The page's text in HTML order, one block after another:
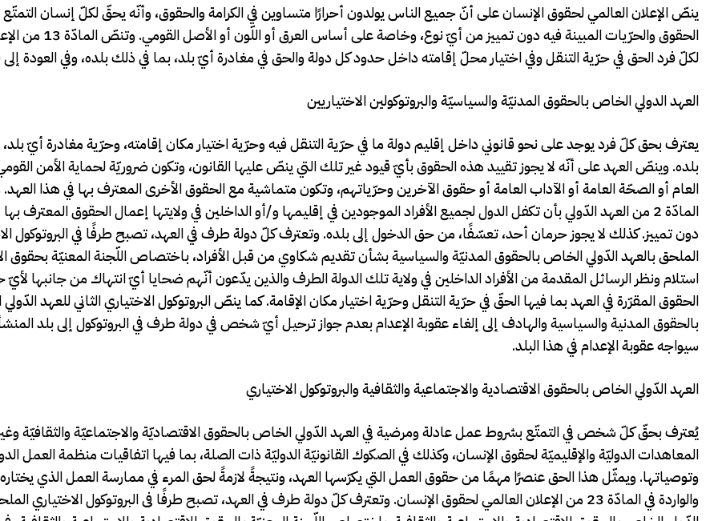
ينصّ الإعلان العالمي لحقوق الإنسان على أنّ جميع الناس يولدون أحرارًا متساوين في الكرامة والحقوق، وأنّه يحقّ لكلّ إنسان
الحقوق والحرّيات المبينة فيه دون تمييز من أيّ
لكلّ فرد الحق في حرّية التنقل وفي اختيار محلّ إقامته داخل حدود كل دولة والحق في مغادرة أيّ بلد، بما في ذلك بلده، وفي العودة إلى
العهد الدولي الخاص بالحقوق المدنيّة والسياسيّة والبروتوكولين الاختياريين
يعترف بحق كلّ فرد يوجد على نحو قانوني داخل إقليم دولة ما في حرّية التنقل فيه وحرّية اختيار مكان إقامته، وحرّية مغادرة أيّ
بلده. وينصّ العهد على أنّه لا يجوز تقييد هذه الحقوق بأيّ قيود غير تلك التي ينصّ عليها القانون، وتكون ضروريّة لحماية الأمن
العام أو الصحّة العامة أو الآداب العامة أو حقوق الآخرين وحرّياتهم، وتكون متماشية مع الحقوق الأخرى المعترف بها في هذا
المادّة 2 من العهد الدّولي بأن تكفل الدول لجميع الأفراد الموجودين في إقليمها و/أو الداخلين في ولايتها إعمال الحقوق المعترف
دون تمييز. كذلك لا يجوز حرمان أحد، تعسّفًا، من حق الدخول إلى بلده. وتعترف كلّ دولة طرف في العهد، تصبح طرفًا في البروتوكول
الملحق بالعهد الدّولي الخاص بالحقوق المدنيّة والسياسية بشأن تقديم شكاوي من قبل الأفراد، باختصاص اللّجنة المعنيّة بحقوق
استلام ونظر الرسائل المقدمة من الأفراد الداخلين في ولاية تلك الدولة الطرف والذين يدّعون أنّهم ضحايا أيّ انتهاك من جانبها
الحقوق المقرّرة في العهد بما فيها الحقّ في حرّية التنقل وحرّية اختيار مكان الإقامة. كما ينصّ البروتوكول الاختياري الثاني للعهد
بالحقوق المدنية والسياسية والهادف إلى إلغاء عقوبة الإعدام بعدم جواز ترحيل أيّ شخص في دولة طرف في البروتوكول إلى بلد
سيواجه عقوبة الإعدام في هذا البلد.
العهد الدّولي الخاص بالحقوق الاقتصادية والاجتماعية والثقافية والبروتوكول الاختياري
يُعترف بحقّ كلّ شخص في التمتّع بشروط عمل عادلة ومرضية في العهد الدّولي الخاص بالحقوق الاقتصاديّة والاجتماعيّة والثقافيّة
المعاهدات الدوليّة والإقليميّة لحقوق الإنسان، وكذلك في الصكوك القانونيّة الدوليّة ذات الصلة، بما فيها اتفاقيات منظمة العمل
وتوصياتها. ويمثّل هذا الحق عنصرًا مهمًا من حقوق العمل التي يكرّسها العهد، ونتيجةً لازمةً لحق المرء في ممارسة العمل الذي
والواردة في المادّة 23 من الإعلان العالمي لحقوق الإنسان. وتعترف كلّ دولة طرف في العهد، تصبح طرفًا فى البروتوكول الاختياري